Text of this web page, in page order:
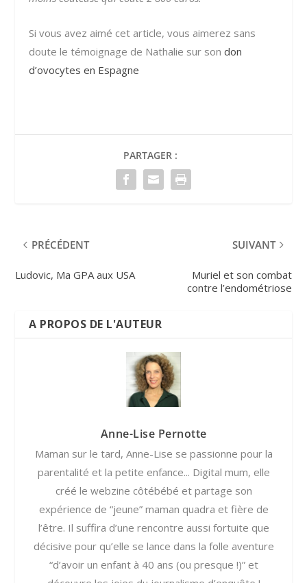
Si vous avez aimé cet article, vous aimerez sans
doute le témoignage de Nathalie sur sondon
d’ovocytes en Espagne
PARTAGER :
PRÉCÉDENT
Ludovic, Ma GPA aux USA
SUIVANT
Muriel et son combat
contre l’endométriose
A PROPOS DE L'AUTEUR
Anne-Lise Pernotte
Maman sur le tard, Anne-Lise se passionne pour la
parentalité et la petite enfance... Digital mum, elle
créé le webzine côtébébé et partage son
expérience de “jeune” maman quadra et fière de
l’être. Il suffira d’une rencontre aussi fortuite que
décisive pour qu’elle se lance dans la folle aventure
“d’avoir un enfant à 40 ans (ou presque !)” et